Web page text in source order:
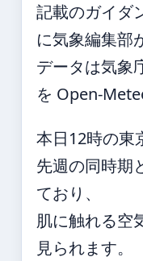
記載のガイダ
に気象編集部
データは気象
を Open-
本日12時の東
先週の同時期
ており、
肌に触れる空
見られます。